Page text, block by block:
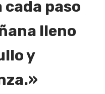
paso
lleno
y